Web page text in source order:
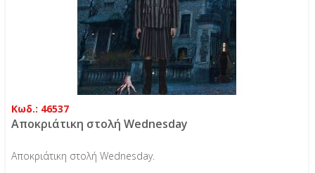
Κωδ.: 46537
Αποκριάτικη στολή Wednesday
Αποκριάτικη στολή Wednesday.